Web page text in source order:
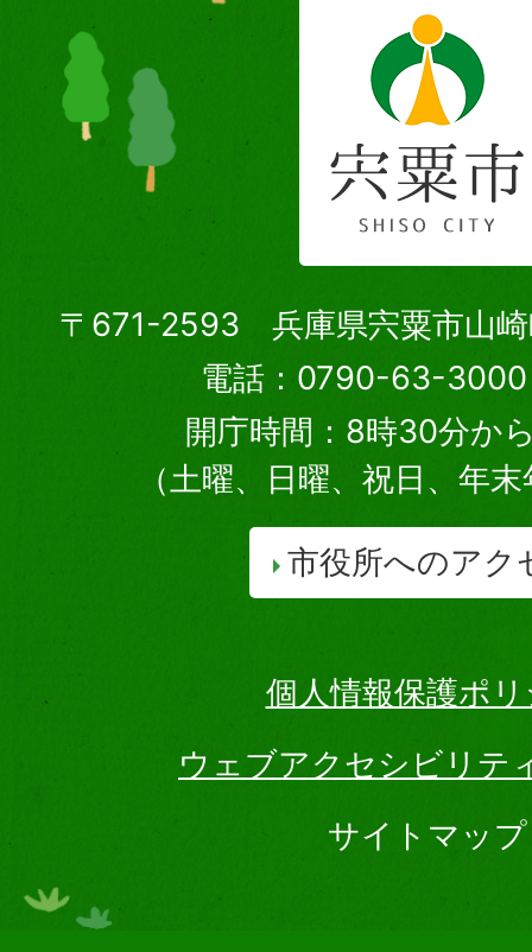
〒671-2593 兵庫県宍粟市山崎
電話：0790-63-3000
開庁時間：8時30分か
（土曜、日曜、祝日、年
市役所へのアク
個人情報保護ポ
ウェブアクセシビリテ
サイトマップ